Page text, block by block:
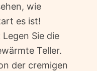
wie
es ist!
Legen Sie die
Teller.
der cremigen